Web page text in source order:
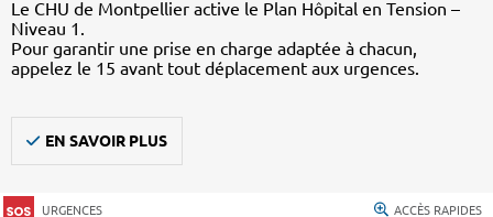
Le CHU de Montpellier active le Plan Hôpital en Tension –
Niveau 1.
Pour garantir une prise en charge adaptée à chacun,
appelez le 15 avant tout déplacement aux urgences.
EN SAVOIR PLUS
URGENCES ACCÈS RAPIDES